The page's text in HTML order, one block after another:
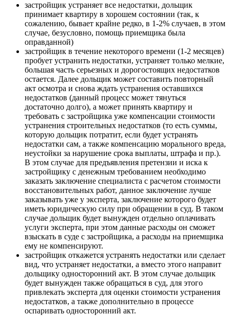
застройщик устраняет все недостатки, дольщик
принимает квартиру в хорошем состоянии (так, к
сожалению, бывает крайне редко, в 1-2% случаев, в этом
случае, безусловно, помощь приемщика была
оправданной)
застройщик в течение некоторого времени (1-2 месяцев)
пробует устранить недостатки, устраняет только мелкие,
большая часть серьезных и дорогостоящих недостатков
остается. Далее дольщик может составить повторный
акт осмотра и снова ждать устранения оставшихся
недостатков (данный процесс может тянуться
достаточно долго), а может принять квартиру и
требовать с застройщика уже компенсации стоимости
устранения строительных недостатков (то есть суммы,
которую дольщик потратит, если будет устранять
недостатки сам, а также компенсацию морального вреда,
неустойки за нарушение срока выплаты, штрафа и пр.).
В этом случае для предъявления претензии и иска к
застройщику с денежным требованием необходимо
заказать заключение специалиста с расчетом стоимости
восстановительных работ, данное заключение лучше
заказывать уже у эксперта, заключение которого будет
иметь юридическую силу при обращении в суд. В таком
случае дольщик будет вынужден отдельно оплачивать
услуги эксперта, при этом данные расходы он сможет
взыскать в суде с застройщика, а расходы на приемщика
ему не компенсируют.
застройщик откажется устранять недостатки или сделает
вид, что устраняет недостатки, а вместо этого направит
дольщику односторонний акт. В этом случае дольщик
будет вынужден также обращаться в суд, для этого
привлекать эксперта для оценки стоимости устранения
недостатков, а также дополнительно в процессе
оспаривать односторонний акт.